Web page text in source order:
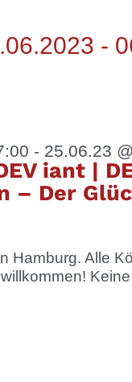
-
- 25.06.23
iant |
– Der
Hamburg. Alle
Keine